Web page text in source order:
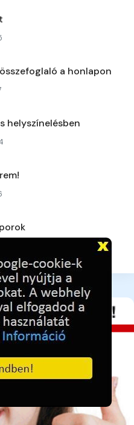
a honlapon
helyszínelésben